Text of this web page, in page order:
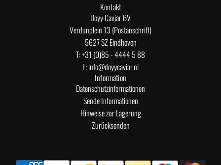
Kontakt
Doyy Caviar BV
Verdunplein 13 (Postanschrift)
5627 SZ Eindhoven
T: +31 (0)85 - 4444 5 88
E: info@doyycaviar.nl
Information
Datenschutzinformationen
Sende Informationen
Hinweise zur Lagerung
Zurücksenden